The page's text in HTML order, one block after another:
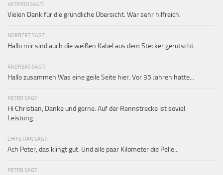
KATHRIN SAGT:
Vielen Dank für die gründliche Übersicht. War sehr hilfreich.
NORBERT SAGT:
Hallo mir sind auch die weißen Kabel aus dem Stecker gerutscht.
ANDREAS SAGT:
Hallo zusammen Was eine geile Seite hier. Vor 35 Jahren hatte...
PETER SAGT:
Hi Christian, Danke und gerne. Auf der Rennstrecke ist soviel
Leistung...
CHRISTIAN SAGT:
Ach Peter, das klingt gut. Und alle paar Kilometer die Pelle...
PETER SAGT: